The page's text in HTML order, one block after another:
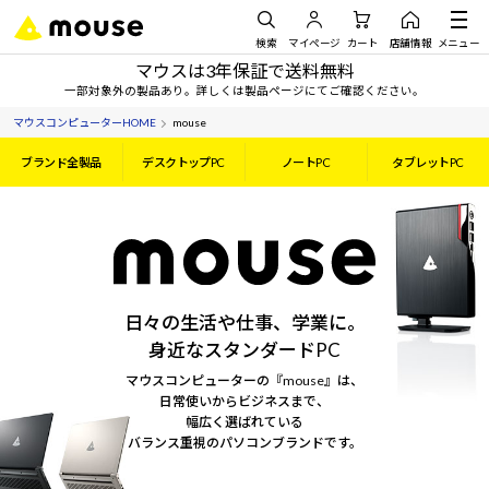
検索 マイページ カート 店舗情報 メニュー
マウスは3年保証で送料無料
一部対象外の製品あり。詳しくは製品ページにてご確認ください。
マウスコンピューターHOME mouse
ブランド全製品 デスクトップPC ノートPC タブレットPC
日々の生活や仕事、学業に。
身近なスタンダードPC
マウスコンピューターの『mouse』は、
日常使いからビジネスまで、
幅広く選ばれている
バランス重視のパソコンブランドです。